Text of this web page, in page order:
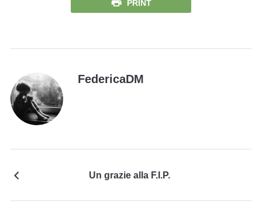
PRINT
FedericaDM
Un grazie alla F.I.P.